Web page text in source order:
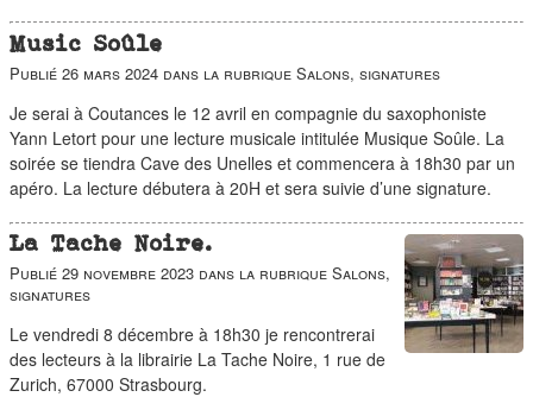
Music Soûle
Publié 26 mars 2024 dans la rubrique Salons, signatures
Je serai à Coutances le 12 avril en compagnie du saxophoniste
Yann Letort pour une lecture musicale intitulée Musique Soûle. La
soirée se tiendra Cave des Unelles et commencera à 18h30 par un
apéro. La lecture débutera à 20H et sera suivie d’une signature.
La Tache Noire.
Publié 29 novembre 2023 dans la rubrique Salons,
signatures
Le vendredi 8 décembre à 18h30 je rencontrerai
des lecteurs à la librairie La Tache Noire, 1 rue de
Zurich, 67000 Strasbourg.